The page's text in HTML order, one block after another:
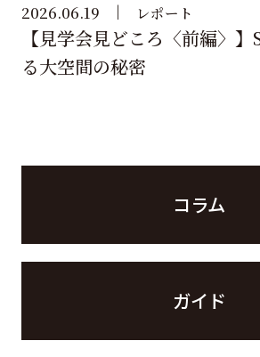
2026.06.19 レポート
【見学会見どころ〈前編〉
る大空間の秘密
コラム
ガイド